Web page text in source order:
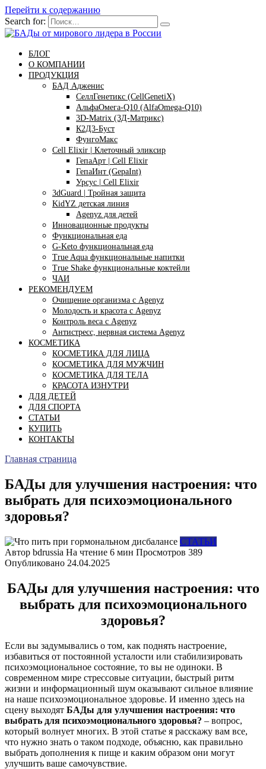
Перейти к содержанию
Search for:
БЛОГ
О КОМПАНИИ
ПРОДУКЦИЯ
БАД Адженис
СеллГенетикс (CellGenetiX)
АльфаОмега-Q10 (AlfaOmega-Q10)
3D-Matrix (3Д-Матрикс)
К2Д3-Буст
ФунгоМакс
Cell Elixir | Клеточный эликсир
ГепаАрт | Cell Elixir
ГепаИнт (GepaInt)
Урсус | Cell Elixir
3dGuard | Тройная защита
KidYZ детская линия
Agenyz для детей
Инновационные продукты
Функциональная еда
G-Keto функциональная еда
True Aqua функциональные напитки
True Shake функциональные коктейли
ЧАИ
РЕКОМЕНДУЕМ
Очищение организма с Agenyz
Молодость и красота с Agenyz
Контроль веса с Agenyz
Антистресс, нервная система Agenyz
КОСМЕТИКА
КОСМЕТИКА ДЛЯ ЛИЦА
КОСМЕТИКА ДЛЯ МУЖЧИН
КОСМЕТИКА ДЛЯ ТЕЛА
КРАСОТА ИЗНУТРИ
ДЛЯ ДЕТЕЙ
ДЛЯ СПОРТА
СТАТЬИ
КУПИТЬ
КОНТАКТЫ
Главная страница
БАДы для улучшения настроения: что
выбрать для психоэмоционального
здоровья?
СТАТЬИ
Автор bdrussia На чтение 6 мин Просмотров 389
Опубликовано 24.04.2025
БАДы для улучшения настроения: что
выбрать для психоэмоционального
здоровья?
Если вы задумывались о том, как поднять настроение,
избавиться от постоянной усталости или стабилизировать
психоэмоциональное состояние, то вы не одиноки. В
современном мире стрессовые ситуации, быстрый ритм
жизни и информационный шум оказывают сильное влияние
на наше психоэмоциональное здоровье. И именно здесь на
сцену выходят БАДы для улучшения настроения: что
выбрать для психоэмоционального здоровья? – вопрос,
который волнует многих. В этой статье я расскажу вам все,
что нужно знать о таком подходе, объясню, как правильно
выбрать дополнения к пище и каким образом они могут
улучшить ваше самочувствие.